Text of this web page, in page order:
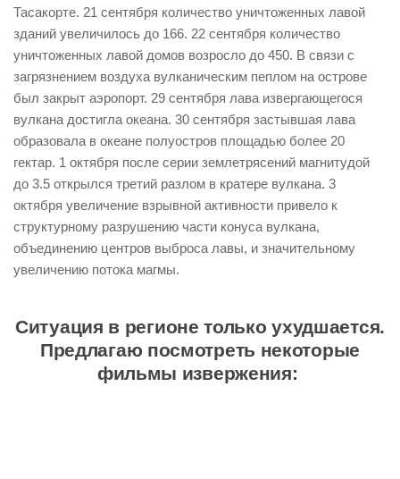
Тасакорте. 21 сентября количество уничтоженных лавой
зданий увеличилось до 166. 22 сентября количество
уничтоженных лавой домов возросло до 450. В связи с
загрязнением воздуха вулканическим пеплом на острове
был закрыт аэропорт. 29 сентября лава извергающегося
вулкана достигла океана. 30 сентября застывшая лава
образовала в океане полуостров площадью более 20
гектар. 1 октября после серии землетрясений магнитудой
до 3.5 открылся третий разлом в кратере вулкана. 3
октября увеличение взрывной активности привело к
структурному разрушению части конуса вулкана,
объединению центров выброса лавы, и значительному
увеличению потока магмы.
Ситуация в регионе только ухудшается.
Предлагаю посмотреть некоторые
фильмы извержения: